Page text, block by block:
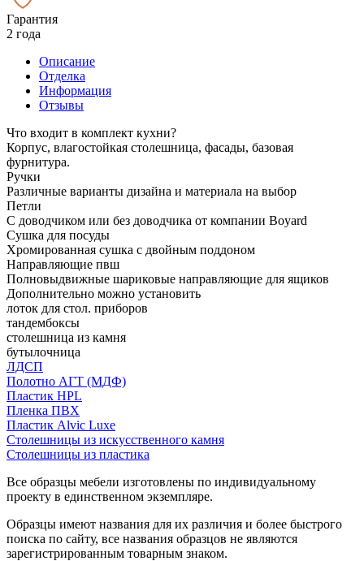
Гарантия
2 года
Описание
Отделка
Информация
Отзывы
Что входит в комплект кухни?
Корпус, влагостойкая столешница, фасады, базовая
фурнитура.
Ручки
Различные варианты дизайна и материала на выбор
Петли
С доводчиком или без доводчика от компании Boyard
Сушка для посуды
Хромированная сушка с двойным поддоном
Направляющие пвш
Полновыдвижные шариковые направляющие для ящиков
Дополнительно можно установить
лоток для стол. приборов
тандембоксы
столешница из камня
бутылочница
ЛДСП
Полотно АГТ (МДФ)
Пластик HPL
Пленка ПВХ
Пластик Alvic Luxe
Столешницы из искусственного камня
Столешницы из пластика
Все образцы мебели изготовлены по индивидуальному
проекту в единственном экземпляре.
Образцы имеют названия для их различия и более быстрого
поиска по сайту, все названия образцов не являются
зарегистрированным товарным знаком.